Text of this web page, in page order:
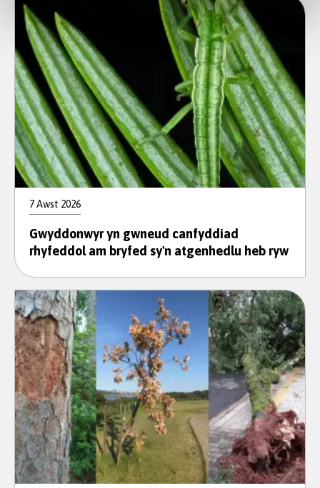
7 Awst 2026
Gwyddonwyr yn gwneud canfyddiad
rhyfeddol am bryfed sy'n atgenhedlu heb ryw